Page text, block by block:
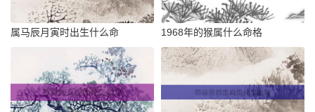
属马辰月寅时出生什么命 1968年的猴属什么命格